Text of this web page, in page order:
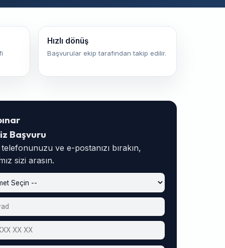
Hızlı dönüş
Başvurular ekip tarafından takip edilir.
Başvuru
telefonunuzu ve e-postanızı bırakın,
sizi arasın.